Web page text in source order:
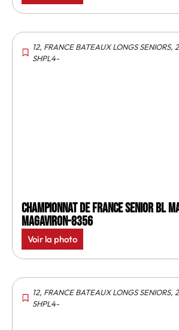
12, FRANCE BATEAUX LONGS SENIORS,
SHPL4-
Championnat de France senior BL
MagAviron-8356
Voir la photo
12, FRANCE BATEAUX LONGS SENIORS,
SHPL4-